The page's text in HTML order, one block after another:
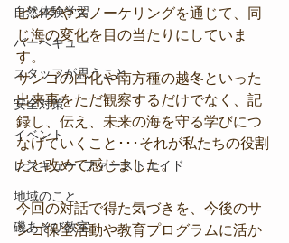
自然体験学習
バーベキュー
スタッフが思うこと
安全対策
イベント
レスキュー･ファーストエイド
地域のこと
磯あそび教室
ビングやスノーケリングを通じて、同
じ海の変化を目の当たりにしていま
す。
サンゴの白化や南方種の越冬といった
出来事をただ観察するだけでなく、記
録し、伝え、未来の海を守る学びにつ
なげていくこと･･･それが私たちの役割
だと改めて感じました。
今回の対話で得た気づきを、今後のサ
ンゴ保全活動や教育プログラムに活か